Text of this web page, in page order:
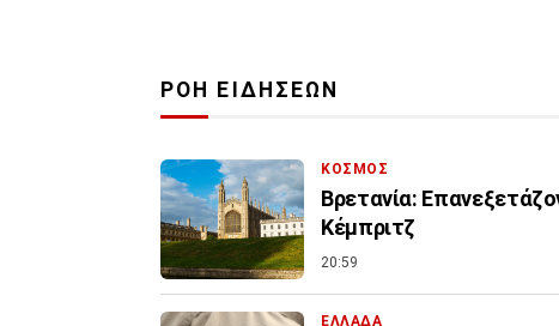
ΡΟΗ ΕΙΔΗΣΕΩΝ
ΚΟΣΜΟΣ
Βρετανία:
Κέμπριτζ
20:59
ΕΛΛΑΔΑ